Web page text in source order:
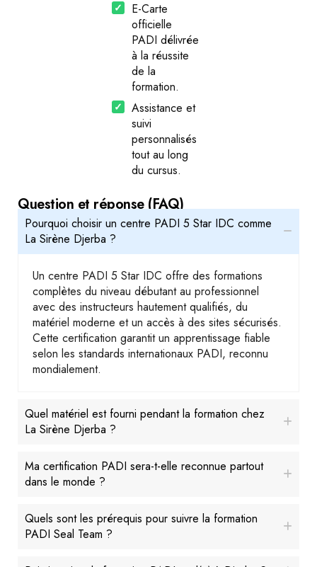
E-Carte
officielle
PADI délivrée
à la réussite
de la
formation.
Assistance et
suivi
personnalisés
tout au long
du cursus.
Question et réponse (FAQ)
Pourquoi choisir un centre PADI 5 Star IDC comme
La Sirène Djerba ?
Un centre PADI 5 Star IDC offre des formations
complètes du niveau débutant au professionnel
avec des instructeurs hautement qualifiés, du
matériel moderne et un accès à des sites sécurisés.
Cette certification garantit un apprentissage fiable
selon les standards internationaux PADI, reconnu
mondialement.
Quel matériel est fourni pendant la formation chez
La Sirène Djerba ?
Ma certification PADI sera-t-elle reconnue partout
dans le monde ?
Quels sont les prérequis pour suivre la formation
PADI Seal Team ?